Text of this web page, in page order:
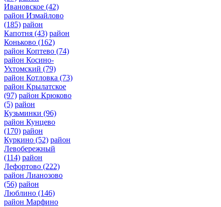
Ивановское (42)
район Измайлово
(185) район
Капотня (43) район
Коньково (162)
район Коптево (74)
район Косино-
Ухтомский (79)
район Котловка (73)
район Крылатское
(97) район Крюково
(5) район
Кузьминки (96)
район Кунцево
(170) район
Куркино (52) район
Левобережный
(114) район
Лефортово (222)
район Лианозово
(56) район
Люблино (146)
район Марфино